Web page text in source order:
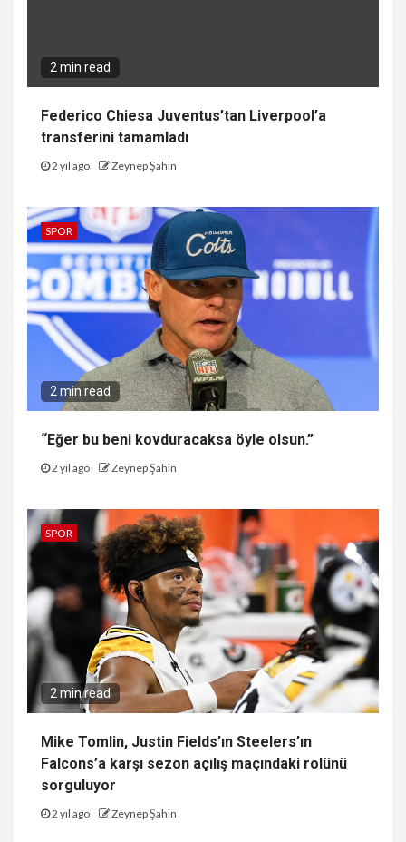
2 min read
Federico Chiesa Juventus’tan Liverpool’a
transferini tamamladı
2 yıl ago Zeynep Şahin
SPOR
2 min read
“Eğer bu beni kovduracaksa öyle olsun.”
2 yıl ago Zeynep Şahin
SPOR
2 min read
Mike Tomlin, Justin Fields’ın Steelers’ın
Falcons’a karşı sezon açılış maçındaki rolünü
sorguluyor
2 yıl ago Zeynep Şahin